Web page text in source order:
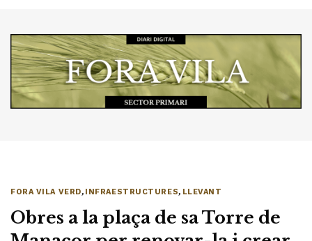
FORA VILA VERD, INFRAESTRUCTURES, LLEVANT
Obres a la plaça de sa Torre de